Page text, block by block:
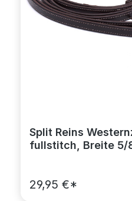
Split Reins
fullstitch, Breite 5/
29,95 €*